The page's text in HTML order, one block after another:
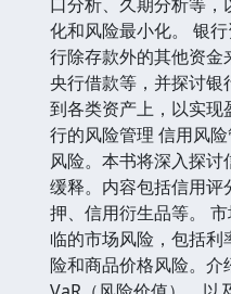
化和风险最小化。 银
行除存款外的其他资金
央行借款等，并探讨银
到各类资产上，以实现
行的风险管理 信用风
风险。本书将深入探
缓释。内容包括信用
押、信用衍生品等。
临的市场风险，包括
险和商品价格风险。